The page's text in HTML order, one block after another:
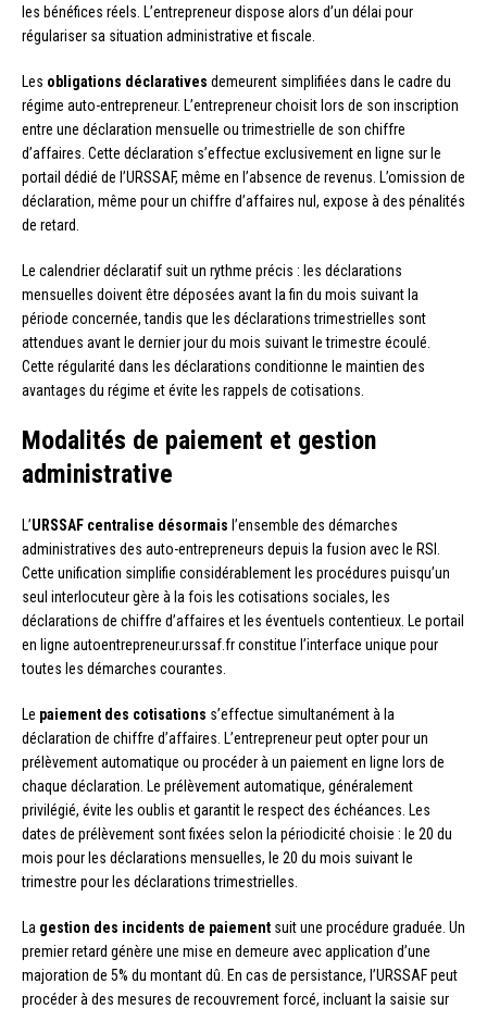
les bénéfices réels. L’entrepreneur dispose alors d’un délai pour
régulariser sa situation administrative et fiscale.
Les obligations déclaratives demeurent simplifiées dans le cadre du
régime auto-entrepreneur. L’entrepreneur choisit lors de son inscription
entre une déclaration mensuelle ou trimestrielle de son chiffre
d’affaires. Cette déclaration s’effectue exclusivement en ligne sur le
portail dédié de l’URSSAF, même en l’absence de revenus. L’omission de
déclaration, même pour un chiffre d’affaires nul, expose à des pénalités
de retard.
Le calendrier déclaratif suit un rythme précis : les déclarations
mensuelles doivent être déposées avant la fin du mois suivant la
période concernée, tandis que les déclarations trimestrielles sont
attendues avant le dernier jour du mois suivant le trimestre écoulé.
Cette régularité dans les déclarations conditionne le maintien des
avantages du régime et évite les rappels de cotisations.
Modalités de paiement et gestion
administrative
L’URSSAF centralise désormais l’ensemble des démarches
administratives des auto-entrepreneurs depuis la fusion avec le RSI.
Cette unification simplifie considérablement les procédures puisqu’un
seul interlocuteur gère à la fois les cotisations sociales, les
déclarations de chiffre d’affaires et les éventuels contentieux. Le portail
en ligne autoentrepreneur.urssaf.fr constitue l’interface unique pour
toutes les démarches courantes.
Le paiement des cotisations s’effectue simultanément à la
déclaration de chiffre d’affaires. L’entrepreneur peut opter pour un
prélèvement automatique ou procéder à un paiement en ligne lors de
chaque déclaration. Le prélèvement automatique, généralement
privilégié, évite les oublis et garantit le respect des échéances. Les
dates de prélèvement sont fixées selon la périodicité choisie : le 20 du
mois pour les déclarations mensuelles, le 20 du mois suivant le
trimestre pour les déclarations trimestrielles.
La gestion des incidents de paiement suit une procédure graduée. Un
premier retard génère une mise en demeure avec application d’une
majoration de 5% du montant dû. En cas de persistance, l’URSSAF peut
procéder à des mesures de recouvrement forcé, incluant la saisie sur